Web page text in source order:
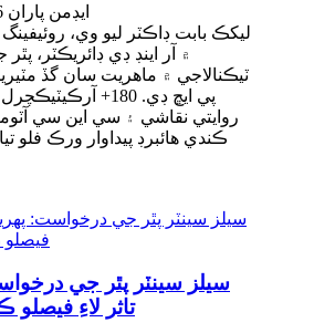
ايڊمن پاران 26-07-27 تي
ليکڪ بابت ڊاڪٽر ليو وي،
۾ آر اينڊ ڊي ڊائريڪٽر،
ٽيڪنالاجي ۾ ماهريت سان گڏ
پي ايڇ ڊي. 180+
روايتي نقاشي ۽ سي اين سي
ڪندي هائبرڊ پيداوار ورڪ فلو
سيلز سينٽر پٿر جي
تاثر لاءِ فيصلو